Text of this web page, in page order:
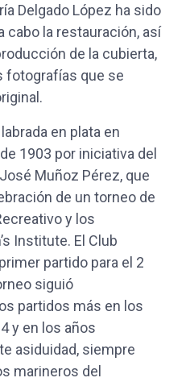
Delgado López ha sido
cabo la restauración, así
de la cubierta,
fotografías que se
en plata en
1903 por iniciativa del
Muñoz Pérez, que
de un torneo de
y los
Institute. El Club
partido para el 2
siguió
partidos más en los
y en los años
asiduidad, siempre
marineros del